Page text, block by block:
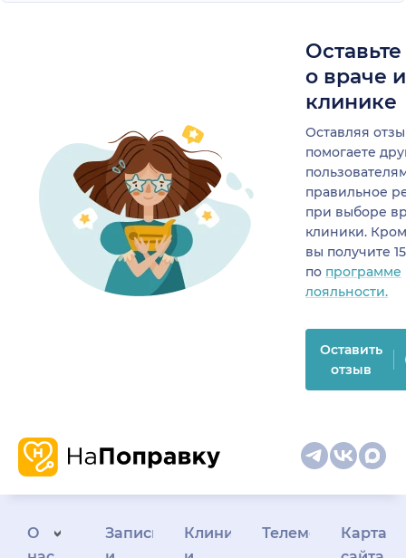
о враче
клинике
Оставляя
помогаете
правильное
при выборе
клиники.
вы получите
по программе
лояльности.
Оставить
отзыв
О
Запись
КлиникамТелемедицина
Карта